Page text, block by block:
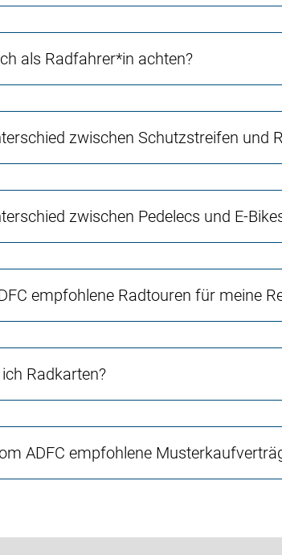
als Radfahrer*in achten?
zwischen Schutzstreifen und
zwischen Pedelecs und E-
empfohlene Radtouren für meine
Radkarten?
ADFC empfohlene